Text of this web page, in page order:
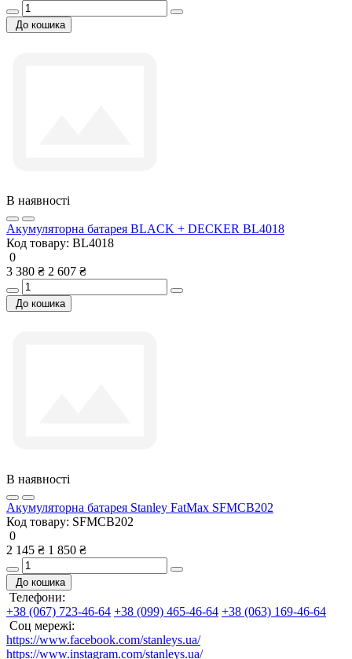
До кошика
В наявності
Акумуляторна батарея BLACK + DECKER BL4018
Код товару: BL4018
0
3 380 ₴ 2 607 ₴
До кошика
В наявності
Акумуляторна батарея Stanley FatMax SFMCB202
Код товару: SFMCB202
0
2 145 ₴ 1 850 ₴
До кошика
Телефони:
+38 (067) 723-46-64 +38 (099) 465-46-64 +38 (063) 169-46-64
Соц мережі:
https://www.facebook.com/stanleys.ua/
https://www.instagram.com/stanleys.ua/